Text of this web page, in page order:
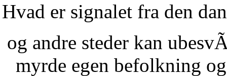
Hvad er signalet fra den
og andre steder kan
myrde egen befolkning